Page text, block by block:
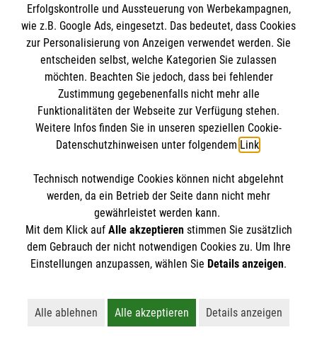
Newsletter abonnieren
Cookies verwalten|AGB |Impressum|Datenschutz
Barrierefreiheit|Kontakt|Sharepoint
Erfolgskontrolle und Aussteuerung von Werbekampagnen,
wie z.B. Google Ads, eingesetzt. Das bedeutet, dass Cookies
zur Personalisierung von Anzeigen verwendet werden. Sie
entscheiden selbst, welche Kategorien Sie zulassen
möchten. Beachten Sie jedoch, dass bei fehlender
Zustimmung gegebenenfalls nicht mehr alle
Funktionalitäten der Webseite zur Verfügung stehen.
Weitere Infos finden Sie in unseren speziellen Cookie-
Datenschutzhinweisen unter folgendem Link.
Technisch notwendige Cookies können nicht abgelehnt
werden, da ein Betrieb der Seite dann nicht mehr
gewährleistet werden kann.
Mit dem Klick auf Alle akzeptierenstimmen Sie zusätzlich
dem Gebrauch der nicht notwendigen Cookies zu. Um Ihre
Einstellungen anzupassen, wählen Sie Details anzeigen.
Alle ablehnen
Lehnt alle nicht-essentiellen Cookies ab
Alle akzeptieren
Akzeptiert alle Cookies
Details anzeigen